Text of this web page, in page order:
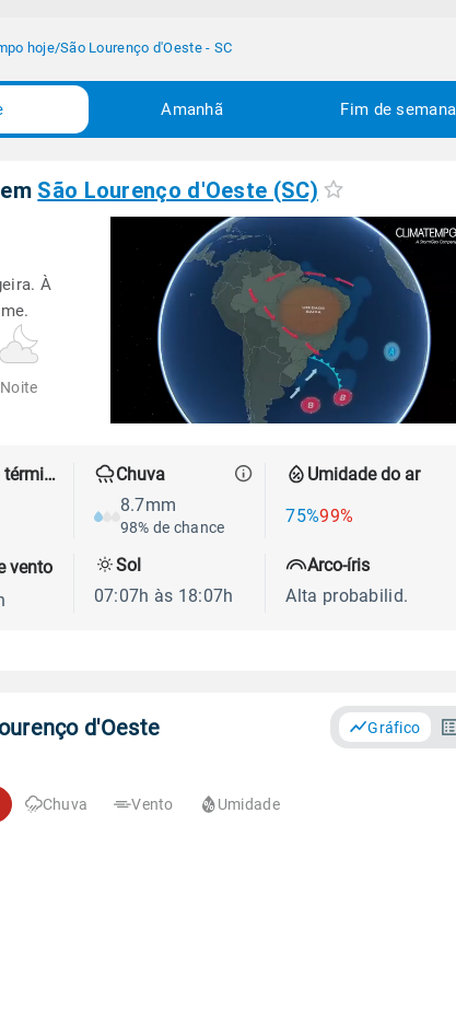
hoje/São Lourenço d'Oeste - SC
Amanhã Fim de semana
em São Lourenço d'Oeste (SC)
À
Noite
Sensação térmica
Chuva
8.7mm
98% de chance
Umidade do ar
75%99%
vento
Sol
07:07h às 18:07h
Arco-íris
Alta probabilid.
d'Oeste Gráfico
Chuva Vento Umidade